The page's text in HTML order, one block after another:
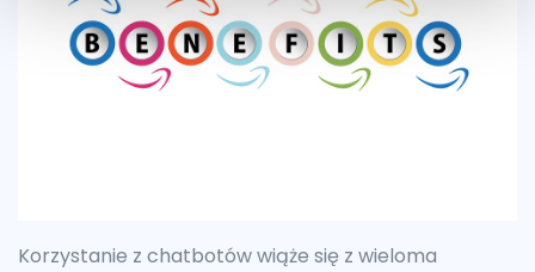
Korzystanie z chatbotów wiąże się z wieloma